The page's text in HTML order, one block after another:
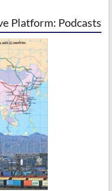
Platform: Podcasts